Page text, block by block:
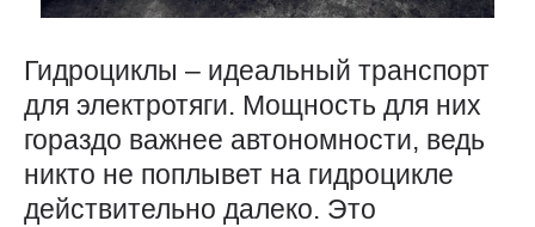
Гидроциклы – идеальный транспорт
для электротяги. Мощность для них
гораздо важнее автономности, ведь
никто не поплывет на гидроцикле
действительно далеко. Это